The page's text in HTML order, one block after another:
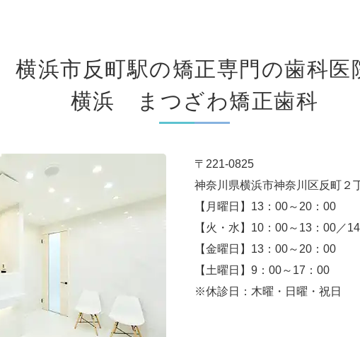
横浜市反町駅の矯正専門の歯科医
横浜 まつざわ矯正歯科
〒221-0825
神奈川県横浜市神奈川区反町２
【月曜日】13：00～20：00
【火・水】10：00～13：00／
【金曜日】13：00～20：00
【土曜日】9：00～17：00
※休診日：木曜・日曜・祝日